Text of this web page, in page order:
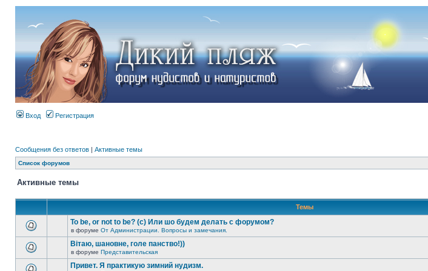
Вход Регистрация
Сообщения без ответов | Активные темы
Список форумов
Активные темы
Темы
To be, or not to be? (c) Или шо будем делать с форумом?
в форуме От Администрации. Вопросы и замечания.
Вітаю, шановне, голе панство!))
в форуме Представительская
Привет. Я практикую зимний нудизм.